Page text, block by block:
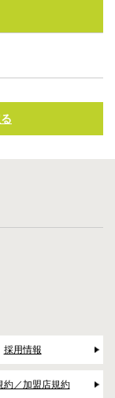
採用情報
約／加盟店規約